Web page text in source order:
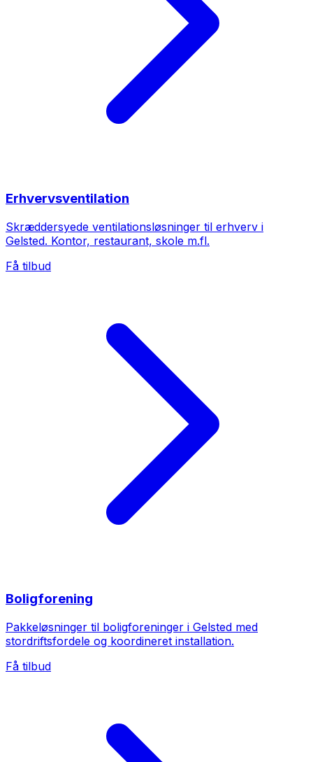
Erhvervsventilation
Skræddersyede ventilationsløsninger til erhverv i
Gelsted. Kontor, restaurant, skole m.fl.
Få tilbud
Boligforening
Pakkeløsninger til boligforeninger i Gelsted med
stordriftsfordele og koordineret installation.
Få tilbud